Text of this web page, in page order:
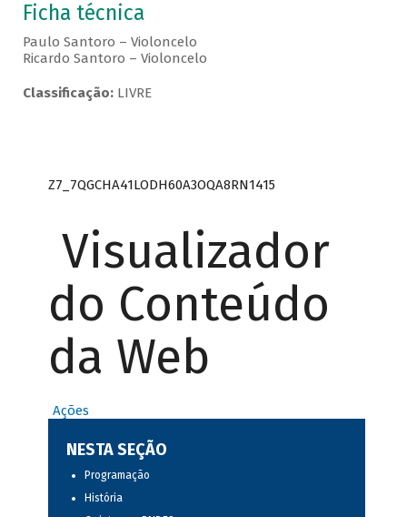
Ficha técnica
Paulo Santoro – Violoncelo
Ricardo Santoro – Violoncelo
Classificação:LIVRE
Z7_7QGCHA41LODH60A3OQA8RN1415
Visualizador
do Conteúdo
da Web
Ações
NESTA SEÇÃO
Programação
História